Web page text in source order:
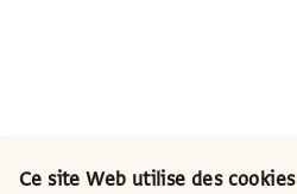
Ce site Web utilise des cookies